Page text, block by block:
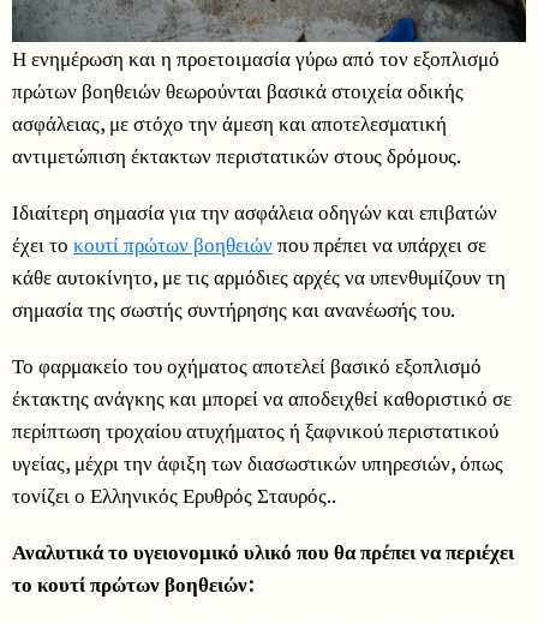
Η ενημέρωση και η προετοιμασία γύρω από τον εξοπλισμό
πρώτων βοηθειών θεωρούνται βασικά στοιχεία οδικής
ασφάλειας, με στόχο την άμεση και αποτελεσματική
αντιμετώπιση έκτακτων περιστατικών στους δρόμους.
Ιδιαίτερη σημασία για την ασφάλεια οδηγών και επιβατών
έχει το κουτί πρώτων βοηθειώνπου πρέπει να υπάρχει σε
κάθε αυτοκίνητο, με τις αρμόδιες αρχές να υπενθυμίζουν τη
σημασία της σωστής συντήρησης και ανανέωσής του.
Το φαρμακείο του οχήματος αποτελεί βασικό εξοπλισμό
έκτακτης ανάγκης και μπορεί να αποδειχθεί καθοριστικό σε
περίπτωση τροχαίου ατυχήματος ή ξαφνικού περιστατικού
υγείας, μέχρι την άφιξη των διασωστικών υπηρεσιών, όπως
τονίζει ο Ελληνικός Ερυθρός Σταυρός..
Αναλυτικά το υγειονομικό υλικό που θα πρέπει να περιέχει
το κουτί πρώτων βοηθειών: